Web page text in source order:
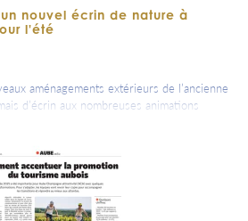
nouvel écrin de nature à
l'été
aménagements extérieurs de l’ancienne
d’écrin aux nombreuses animations